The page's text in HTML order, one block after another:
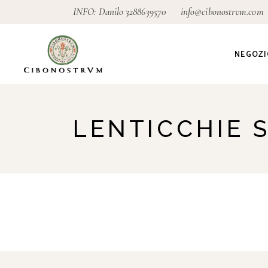
INFO: Danilo 3288639570 info@cibonostrvm.com
LENTICCHIE